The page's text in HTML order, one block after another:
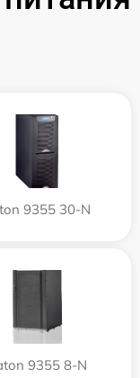
9355 30-N
9355 8-N